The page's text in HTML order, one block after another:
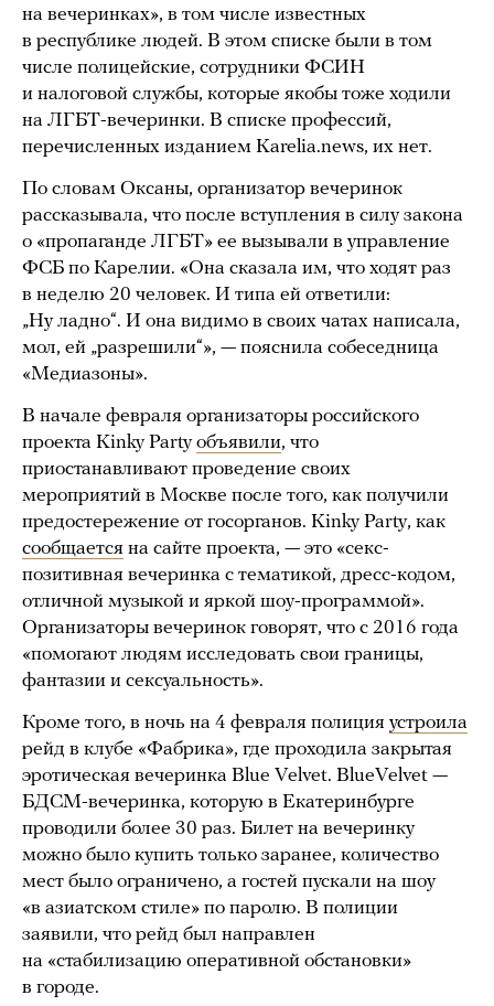
на вечеринках», в том числе известных
в республике людей. В этом списке были в том
числе полицейские, сотрудники ФСИН
и налоговой службы, которые якобы тоже ходили
на ЛГБТ-вечеринки. В списке профессий,
перечисленных изданием Karelia.news, их нет.
По словам Оксаны, организатор вечеринок
рассказывала, что после вступления в силу закона
о «пропаганде ЛГБТ» ее вызывали в управление
ФСБ по Карелии. «Она сказала им, что ходят раз
в неделю 20 человек. И типа ей ответили:
„Ну ладно“. И она видимо в своих чатах написала,
мол, ей „разрешили“», — пояснила собеседница
«Медиазоны».
В начале февраля организаторы российского
проекта Kinky Partyобъявили, что
приостанавливают проведение своих
мероприятий в Москве после того, как получили
предостережение от госорганов. Kinky Party, как
сообщается на сайте проекта, — это «секс-
позитивная вечеринка с тематикой, дресс-кодом,
отличной музыкой и яркой шоу-программой».
Организаторы вечеринок говорят, что с 2016 года
«помогают людям исследовать свои границы,
фантазии и сексуальность».
Кроме того, в ночь на 4 февраля полиция устроила
рейд в клубе «Фабрика», где проходила закрытая
эротическая вечеринка Blue Velvet. BlueVelvet —
БДСМ-вечеринка, которую в Екатеринбурге
проводили более 30 раз. Билет на вечеринку
можно было купить только заранее, количество
мест было ограничено, а гостей пускали на шоу
«в азиатском стиле» по паролю. В полиции
заявили, что рейд был направлен
на «стабилизацию оперативной обстановки»
в городе.